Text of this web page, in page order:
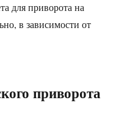
для приворота на
в зависимости от
приворота